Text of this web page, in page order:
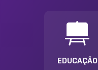
EDUCAÇÃO